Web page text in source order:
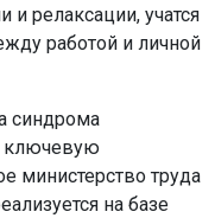
и релаксации, учатся
работой и личной
синдрома
ключевую
министерство труда
на базе